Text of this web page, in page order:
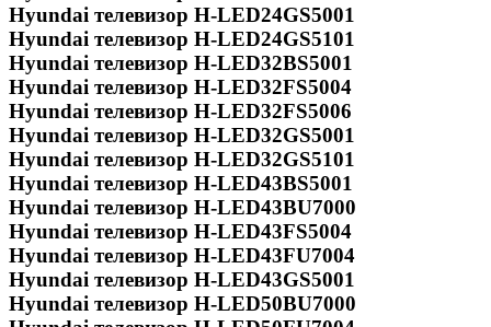
Hyundai телевизор H-LED24GS5001
Hyundai телевизор H-LED24GS5101
Hyundai телевизор H-LED32BS5001
Hyundai телевизор H-LED32FS5004
Hyundai телевизор H-LED32FS5006
Hyundai телевизор H-LED32GS5001
Hyundai телевизор H-LED32GS5101
Hyundai телевизор H-LED43BS5001
Hyundai телевизор H-LED43BU7000
Hyundai телевизор H-LED43FS5004
Hyundai телевизор H-LED43FU7004
Hyundai телевизор H-LED43GS5001
Hyundai телевизор H-LED50BU7000